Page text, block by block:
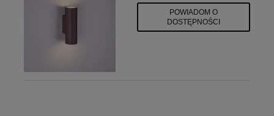
POWIADOM O
DOSTĘPNOŚCI